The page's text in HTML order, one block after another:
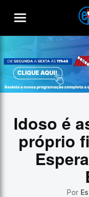
Idoso é
próprio
Por